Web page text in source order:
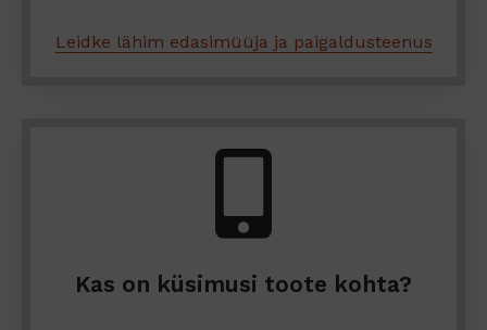
Leidke lähim edasimüüja ja paigaldusteenus
Kas on küsimusi toote kohta?